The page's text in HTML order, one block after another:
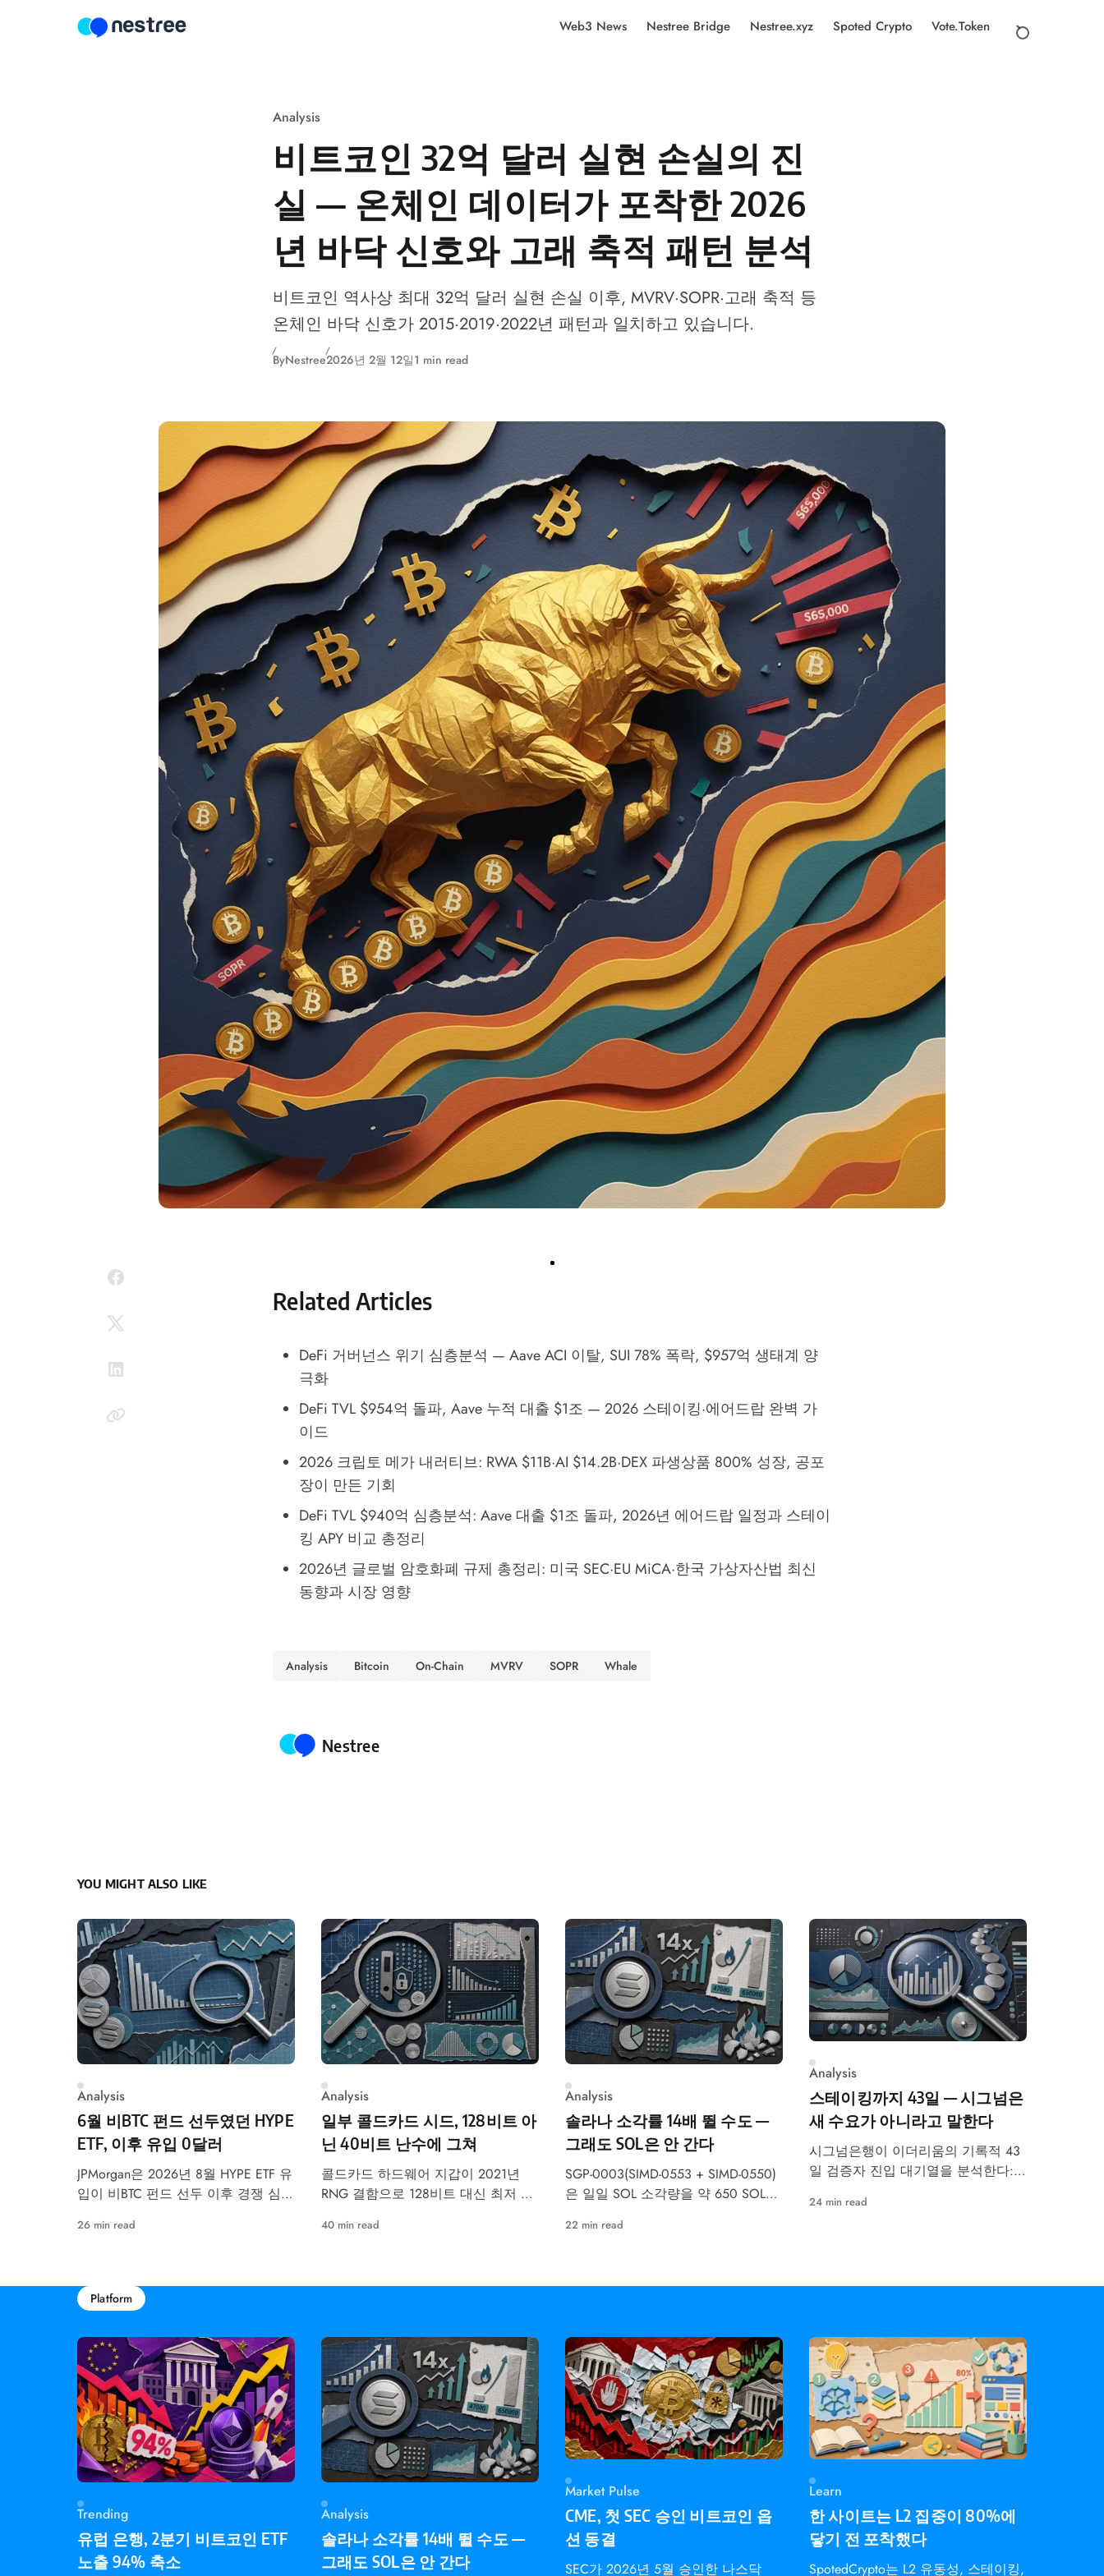
Web3 News Nestree Bridge Nestree.xyz Spoted Crypto Vote.Token
Analysis
비트코인 32억 달러 실현 손실의 진
실 — 온체인 데이터가 포착한 2026
년 바닥 신호와 고래 축적 패턴 분석
비트코인 역사상 최대 32억 달러 실현 손실 이후, MVRV·SOPR·고래 축적 등
온체인 바닥 신호가 2015·2019·2022년 패턴과 일치하고 있습니다.
ByNestree2026년 2월 12일1 min read
Related Articles
DeFi 거버넌스 위기 심층분석 — Aave ACI 이탈, SUI 78% 폭락, $957억 생태계 양
극화
DeFi TVL $954억 돌파, Aave 누적 대출 $1조 — 2026 스테이킹·에어드랍 완벽 가
이드
2026 크립토 메가 내러티브: RWA $11B·AI $14.2B·DEX 파생상품 800% 성장, 공포
장이 만든 기회
DeFi TVL $940억 심층분석: Aave 대출 $1조 돌파, 2026년 에어드랍 일정과 스테이
킹 APY 비교 총정리
2026년 글로벌 암호화폐 규제 총정리: 미국 SEC·EU MiCA·한국 가상자산법 최신
동향과 시장 영향
Analysis Bitcoin On-Chain MVRV SOPR Whale
Posted by
Nestree
YOU MIGHT ALSO LIKE
Analysis
6월 비BTC 펀드 선두였던 HYPE
ETF, 이후 유입 0달러
JPMorgan은 2026년 8월 HYPE ETF 유
입이 비BTC 펀드 선두 이후 경쟁 심화
26 min read
Analysis
일부 콜드카드 시드, 128비트 아
닌 40비트 난수에 그쳐
콜드카드 하드웨어 지갑이 2021년
RNG 결함으로 128비트 대신 최저 40
성했습니다.
40 min read
Analysis
솔라나 소각률 14배 뛸 수도 —
그래도 SOL은 안 간다
SGP-0003(SIMD-0553 + SIMD-0550)
은 일일 SOL 소각량을 약 650 SOL에
이션 속도를 2배로 높입니다 —
22 min read
Analysis
스테이킹까지 43일 — 시그넘은
새 수요가 아니라고 말한다
시그넘은행이 이더리움의 기록적 43
일 검증자 진입 대기열을 분석한다:
24 min read
Platform
Trending
유럽 은행, 2분기 비트코인 ETF
노출 94% 축소
Analysis
솔라나 소각률 14배 뛸 수도 —
그래도 SOL은 안 간다
Market Pulse
CME, 첫 SEC 승인 비트코인 옵
션 동결
SEC가 2026년 5월 승인한 나스닥
Learn
한 사이트는 L2 집중이 80%에
닿기 전 포착했다
SpotedCrypto는 L2 유동성, 스테이킹,